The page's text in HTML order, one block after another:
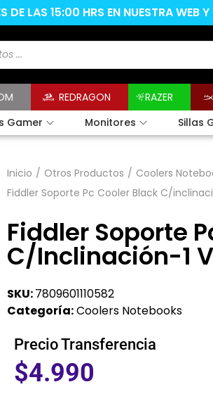
DE LAS 15:00 HRS EN NUESTRA WEB
REDRAGON RAZER
Gamer Monitores Sillas
Inicio / Otros Productos / Coolers
Fiddler Soporte Pc Cooler Black C/
Fiddler Soporte
C/inclinación-1
SKU:7809601110582
Categoría:Coolers Notebooks
Precio Transferencia
$4.990